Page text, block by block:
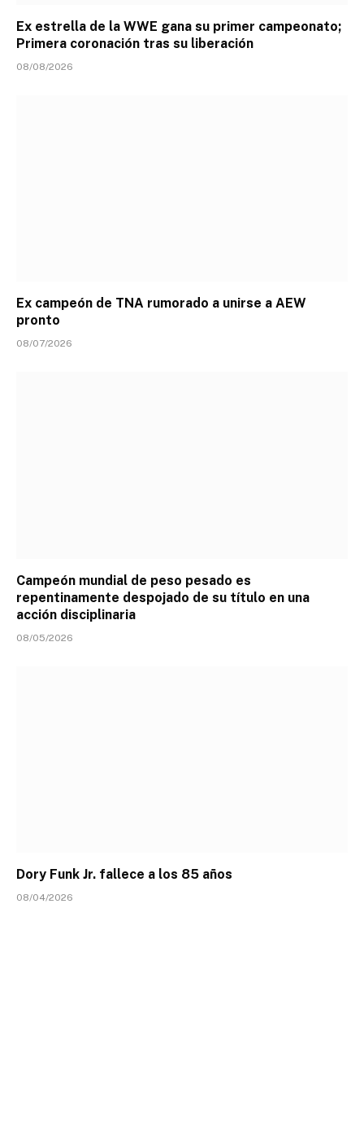
Ex estrella de la WWE gana su primer campeonato;
Primera coronación tras su liberación
08/08/2026
Ex campeón de TNA rumorado a unirse a AEW
pronto
08/07/2026
Campeón mundial de peso pesado es
repentinamente despojado de su título en una
acción disciplinaria
08/05/2026
Dory Funk Jr. fallece a los 85 años
08/04/2026